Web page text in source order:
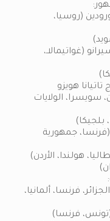
(روسيا،
(غواتيمالاـ،
هويزو
سويسرا، الولايات
بلجيكا)
جمهورية
هولندا، الأردن)
فرنسا، ألمانيا،
فرنسا)